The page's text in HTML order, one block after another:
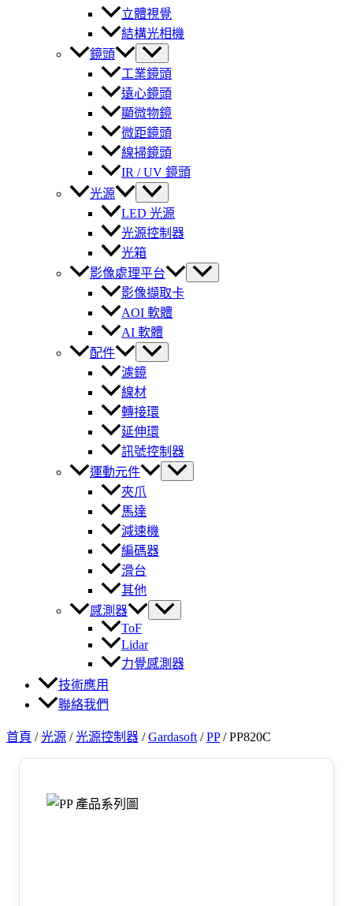
立體視覺
結構光相機
鏡頭
工業鏡頭
遠心鏡頭
顯微物鏡
微距鏡頭
線掃鏡頭
IR / UV 鏡頭
光源
LED 光源
光源控制器
光箱
影像處理平台
影像擷取卡
AOI 軟體
AI 軟體
配件
濾鏡
線材
轉接環
延伸環
訊號控制器
運動元件
夾爪
馬達
減速機
編碼器
滑台
其他
感測器
ToF
Lidar
力覺感測器
技術應用
聯絡我們
首頁 /光源 /光源控制器 /Gardasoft /PP/PP820C